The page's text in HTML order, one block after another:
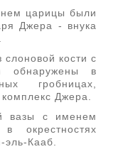
царицы были
Джера - внука
кости с
обнаружены в
гробницах,
Джера.
вазы с именем
окрестностях
Кааб.